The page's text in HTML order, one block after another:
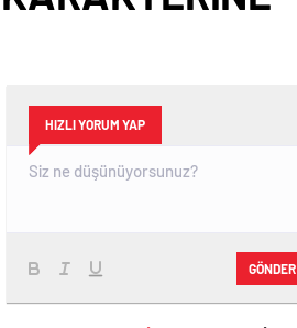
HIZLI YORUM YAP
GÖNDER